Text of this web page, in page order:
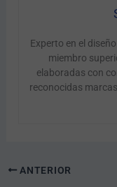
Experto en el
miembro
elaboradas con
reconocidas
ANTERIOR